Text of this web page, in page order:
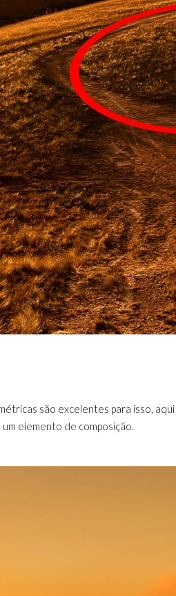
são excelentes para isso,
elemento de composição.